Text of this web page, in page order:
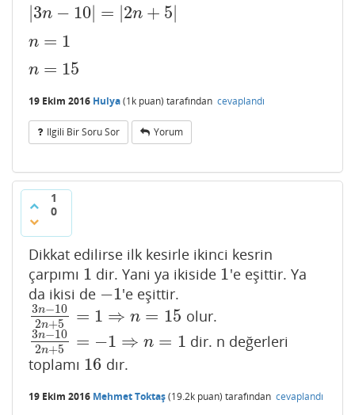
3n − 10| = 2n + 5
|3n −10|= 2n +5|
n = 1
n=1
n = 15
n=15
19 Ekim 2016 Hulya(1k puan) tarafından cevaplandı
Ilgili Bir Soru Sor Yorum
1
0
Dikkat edilirse ilk kesirle ikinci kesrin
çarpımı 1
1 dir. Yani ya ikiside 1
1'e eşittir. Ya
da ikisi de −1
−1 'e eşittir.
3n−10
2n+5 = 1 ⇒ n = 15
3n−10 n+ 5=1⇒ n= 15 olur.
3n−10
2n+5 = −1 ⇒ n = 1
3n−10 n+ 5=− 1⇒n= 1
dir. n değerleri
toplamı 16
16 dır.
19 Ekim 2016 Mehmet Toktaş(19.2k puan) tarafından cevaplandı